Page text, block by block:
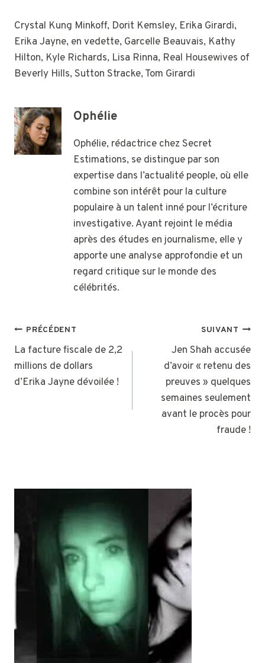
Crystal Kung Minkoff, Dorit Kemsley, Erika Girardi,
Erika Jayne, en vedette, Garcelle Beauvais, Kathy
Hilton, Kyle Richards, Lisa Rinna, Real Housewives of
Beverly Hills, Sutton Stracke, Tom Girardi
Ophélie
Ophélie, rédactrice chez Secret
Estimations, se distingue par son
expertise dans l’actualité people, où elle
combine son intérêt pour la culture
populaire à un talent inné pour l’écriture
investigative. Ayant rejoint le média
après des études en journalisme, elle y
apporte une analyse approfondie et un
regard critique sur le monde des
célébrités.
NAVIGATION
DE
L’ARTICLE
PRÉCÉDENT
La facture fiscale de 2,2
millions de dollars
d’Erika Jayne dévoilée !
SUIVANT
Jen Shah accusée
d’avoir « retenu des
preuves » quelques
semaines seulement
avant le procès pour
fraude !